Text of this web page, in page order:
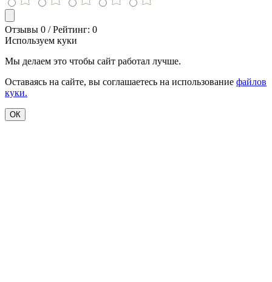
Отзывы 0 / Рейтинг: 0
Используем куки
Мы делаем это чтобы сайт работал лучше.
Оставаясь на сайте, вы соглашаетесь на использование файлов
куки.
ОК